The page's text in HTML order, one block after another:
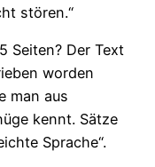
stören.“
Seiten? Der Text
worden
man aus
kennt. Sätze
Sprache“.